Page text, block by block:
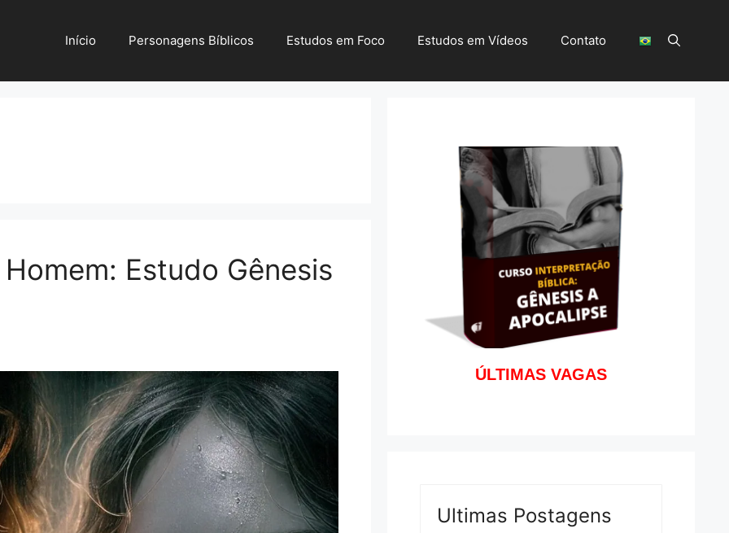
Início Personagens Bíblicos Estudos em Foco Estudos em Vídeos Contato
Estudo Gênesis
ÚLTIMAS VAGAS
Ultimas Postagens